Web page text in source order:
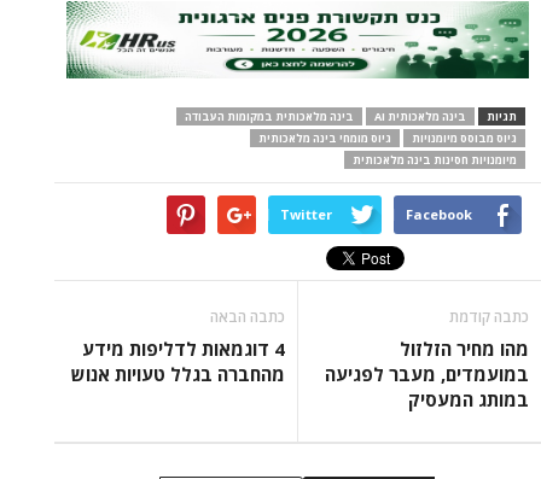
תגיות בינה מלאכותית AI
בינה מלאכותית במקומות העבודה
גיוס מבוסס מיומנויות
גיוס מומחי בינה מלאכותית
מיומנויות חסינות בינה מלאכותית
Facebook
Twitter
כתבה קודמת
מהו מחיר הזלזול
במועמדים, מעבר לפגיעה
במותג המעסיק
כתבה הבאה
4 דוגמאות לדליפות מידע
מהחברה בגלל טעויות אנוש